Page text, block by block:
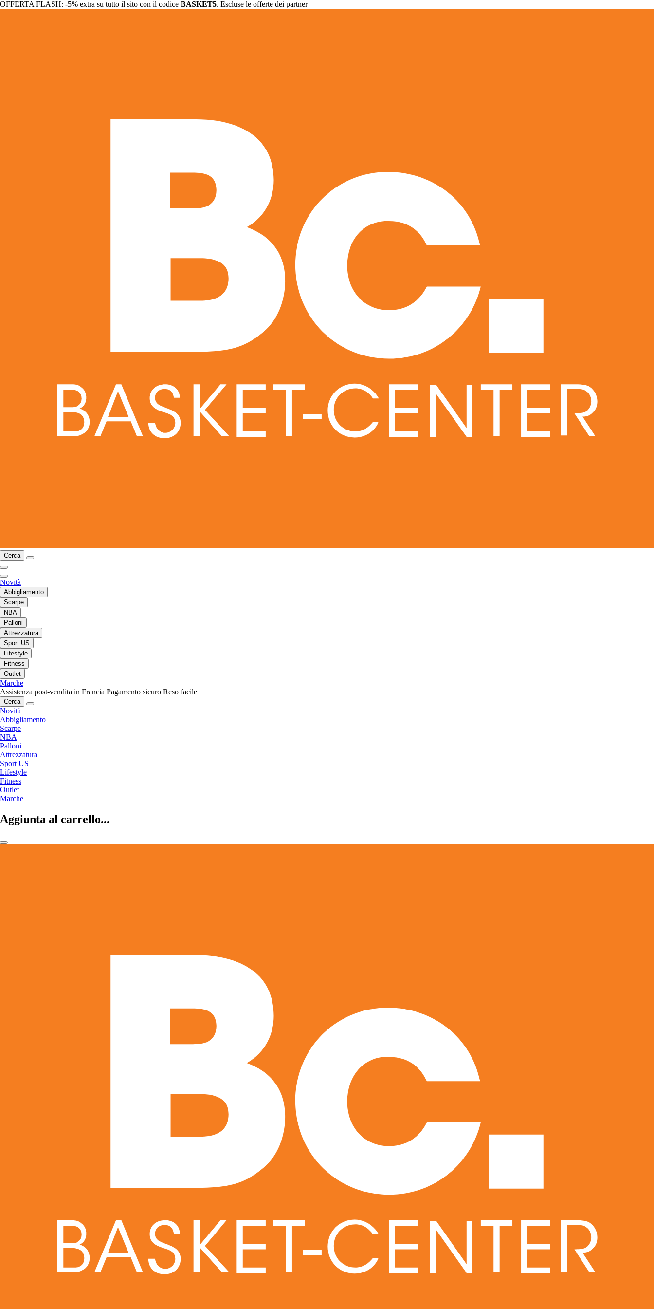
OFFERTA FLASH: -5% extra su tutto il sito con il codice BASKET5. Escluse le offerte dei partner
Cerca
Novità
Abbigliamento
Scarpe
NBA
Palloni
Attrezzatura
Sport US
Lifestyle
Fitness
Outlet
Marche
Assistenza post-vendita in Francia Pagamento sicuro Reso facile
Cerca
Novità
Abbigliamento
Scarpe
NBA
Palloni
Attrezzatura
Sport US
Lifestyle
Fitness
Outlet
Marche
Aggiunta al carrello...